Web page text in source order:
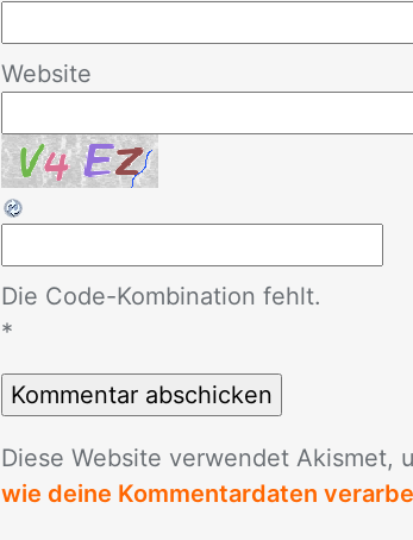
Website
Die Code-Kombination fehlt.
*
Die­se Web­site ver­wen­det Akis­met,
wie deine Kommentardaten